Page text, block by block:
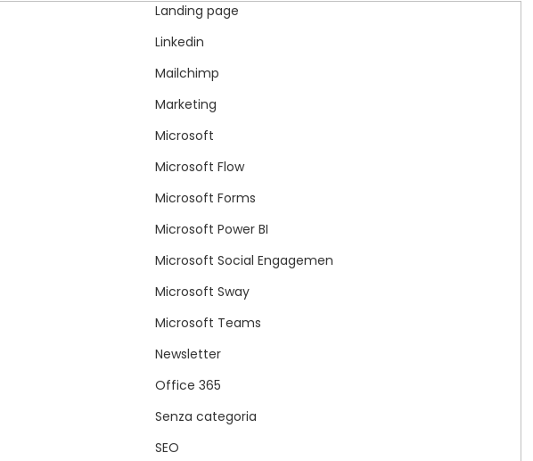
Landing page
Linkedin
Mailchimp
Marketing
Microsoft
Microsoft Flow
Microsoft Forms
Microsoft Power BI
Microsoft Social Engagemen
Microsoft Sway
Microsoft Teams
Newsletter
Office 365
Senza categoria
SEO